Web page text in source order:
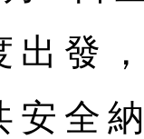
出發
安全